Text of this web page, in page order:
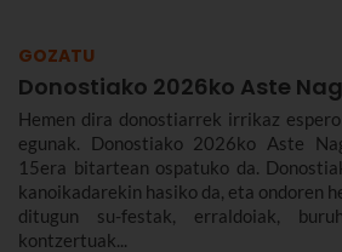
GOZATU
Donostiako 2026ko Aste
Hemen dira donostiarrek irrikaz
egunak. Donostiako 2026ko Aste
15era bitartean ospatuko da.
kanoikadarekin hasiko da, eta ondoren
ditugun su-festak, erraldoiak,
kontzertuak...